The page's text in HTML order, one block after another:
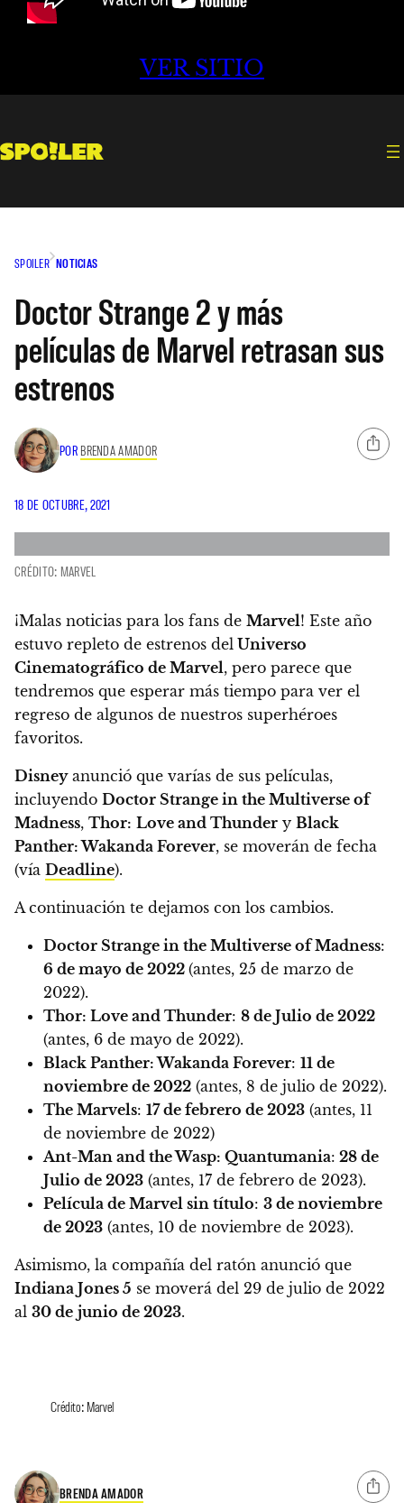
VER SITIO
SPOILER NOTICIAS
Doctor Strange 2 y más
películas de Marvel retrasan sus
estrenos
POR BRENDA AMADOR
18 DE OCTUBRE, 2021
CRÉDITO: MARVEL
¡Malas noticias para los fans de Marvel! Este año
estuvo repleto de estrenos del Universo
Cinematográfico de Marvel, pero parece que
tendremos que esperar más tiempo para ver el
regreso de algunos de nuestros superhéroes
favoritos.
Disneyanunció que varías de sus películas,
incluyendo Doctor Strange in the Multiverse of
Madness, Thor: Love and Thunder y Black
Panther: Wakanda Forever, se moverán de fecha
(vía Deadline).
A continuación te dejamos con los cambios.
Doctor Strange in the Multiverse of Madness:
6 de mayo de 2022 (antes, 25 de marzo de
2022).
Thor: Love and Thunder: 8 de Julio de 2022
(antes, 6 de mayo de 2022).
Black Panther: Wakanda Forever: 11 de
noviembre de 2022 (antes, 8 de julio de 2022).
The Marvels: 17 de febrero de 2023 (antes, 11
de noviembre de 2022)
Ant-Man and the Wasp: Quantumania: 28 de
Julio de 2023 (antes, 17 de febrero de 2023).
Película de Marvel sin título: 3 de noviembre
de 2023 (antes, 10 de noviembre de 2023).
Asimismo, la compañía del ratón anunció que
Indiana Jones 5 se moverá del 29 de julio de 2022
al 30 de junio de 2023.
Crédito: Marvel
BRENDA AMADOR